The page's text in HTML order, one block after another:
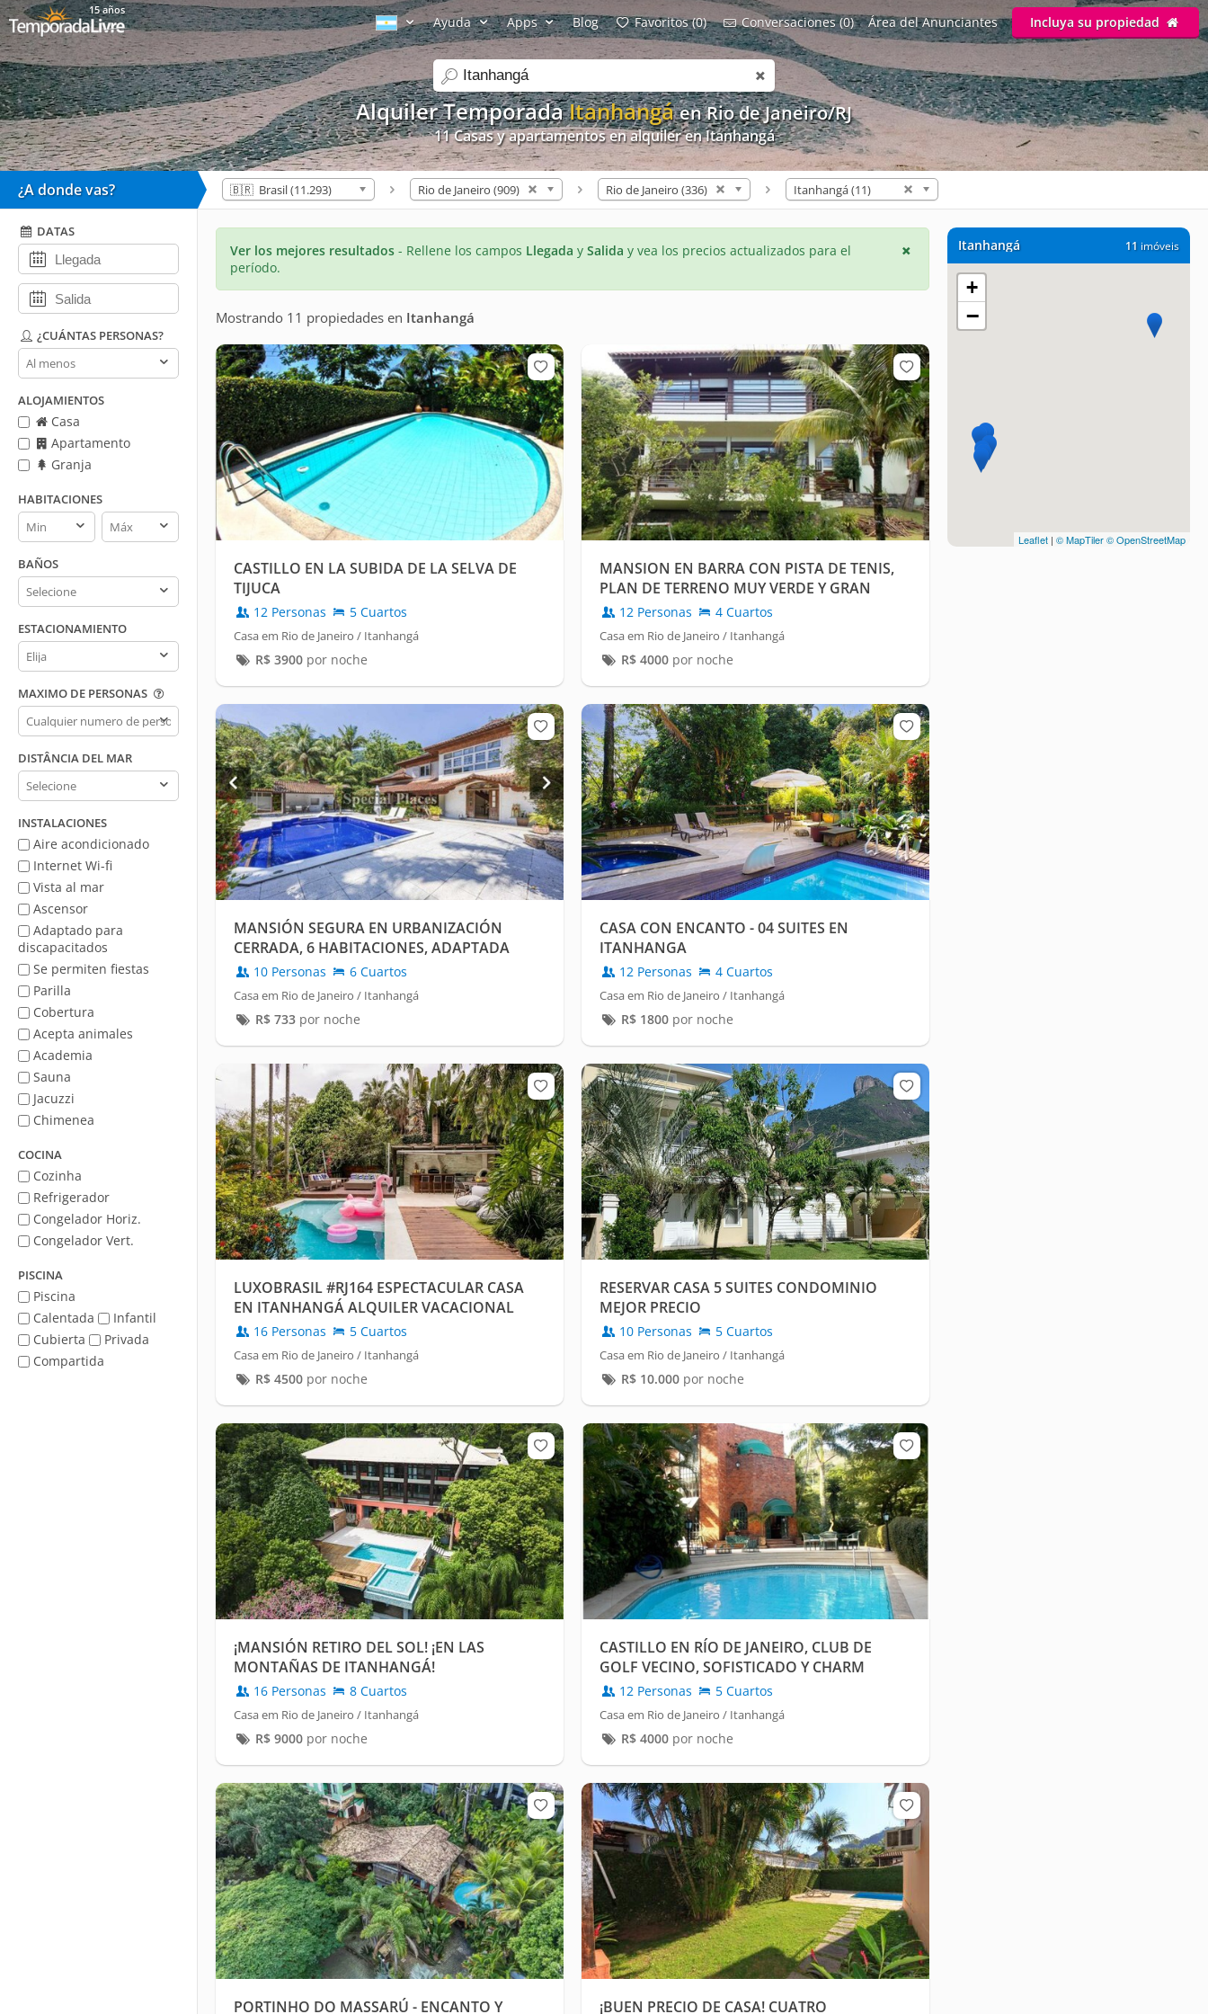
Alquiler TemporadaItanhangá en Rio de Janeiro/RJ
11 Casas y apartamentos en alquiler en Itanhangá
search
15 años
Ayuda Apps Blog Favoritos (0) Conversaciones (0) Área del Anunciantes Incluya su propiedad
¿A donde vas? 🇧🇷 Brasil (11.293) Rio de Janeiro (909) Rio de Janeiro (336) Itanhangá (11)
DATAS
¿CUÁNTAS PERSONAS?
¿Cuántas
personas?
ALOJAMIENTOS
Casa
Apartamento
Granja
HABITACIONES
Habitaciones
min
Habitaciones
max
BAÑOS
Baños
ESTACIONAMIENTO
Estacionamiento
MAXIMO DE PERSONAS
Maximo
de
personas
DISTÂNCIA DEL MAR
Distância
del
mar
INSTALACIONES
Aire acondicionado
Internet Wi-fi
Vista al mar
Ascensor
Adaptado para
discapacitados
Se permiten fiestas
Parilla
Cobertura
Acepta animales
Academia
Sauna
Jacuzzi
Chimenea
COCINA
Cozinha
Refrigerador
Congelador Horiz.
Congelador Vert.
PISCINA
Piscina
Calentada
Infantil
Cubierta
Privada
Compartida
11 imóveis
Itanhangá
+
−
Leaflet | © MapTiler© OpenStreetMap
Ver los mejores resultados - Rellene los campos Llegada y Salida y vea los precios actualizados para el
período.
Mostrando 11 propiedades en Itanhangá
CASTILLO EN LA SUBIDA DE LA SELVA DE
TIJUCA
12 Personas 5 Cuartos
Casa em Rio de Janeiro / Itanhangá
R$ 3900por noche
MANSION EN BARRA CON PISTA DE TENIS,
PLAN DE TERRENO MUY VERDE Y GRAN
12 Personas 4 Cuartos
Casa em Rio de Janeiro / Itanhangá
R$ 4000por noche
MANSIÓN SEGURA EN URBANIZACIÓN
CERRADA, 6 HABITACIONES, ADAPTADA
PARA PERSONAS CON DISCAPACIDAD,
ALQUILER ANUAL.
10 Personas 6 Cuartos
Casa em Rio de Janeiro / Itanhangá
R$ 733por noche
CASA CON ENCANTO - 04 SUITES EN
ITANHANGA
12 Personas 4 Cuartos
Casa em Rio de Janeiro / Itanhangá
R$ 1800por noche
LUXOBRASIL #RJ164 ESPECTACULAR CASA
EN ITANHANGÁ ALQUILER VACACIONAL
16 Personas 5 Cuartos
Casa em Rio de Janeiro / Itanhangá
R$ 4500por noche
RESERVAR CASA 5 SUITES CONDOMINIO
MEJOR PRECIO
10 Personas 5 Cuartos
Casa em Rio de Janeiro / Itanhangá
R$ 10.000por noche
¡MANSIÓN RETIRO DEL SOL! ¡EN LAS
MONTAÑAS DE ITANHANGÁ!
16 Personas 8 Cuartos
Casa em Rio de Janeiro / Itanhangá
R$ 9000por noche
CASTILLO EN RÍO DE JANEIRO, CLUB DE
GOLF VECINO, SOFISTICADO Y CHARM
12 Personas 5 Cuartos
Casa em Rio de Janeiro / Itanhangá
R$ 4000por noche
PORTINHO DO MASSARÚ - ENCANTO Y
¡BUEN PRECIO DE CASA! CUATRO